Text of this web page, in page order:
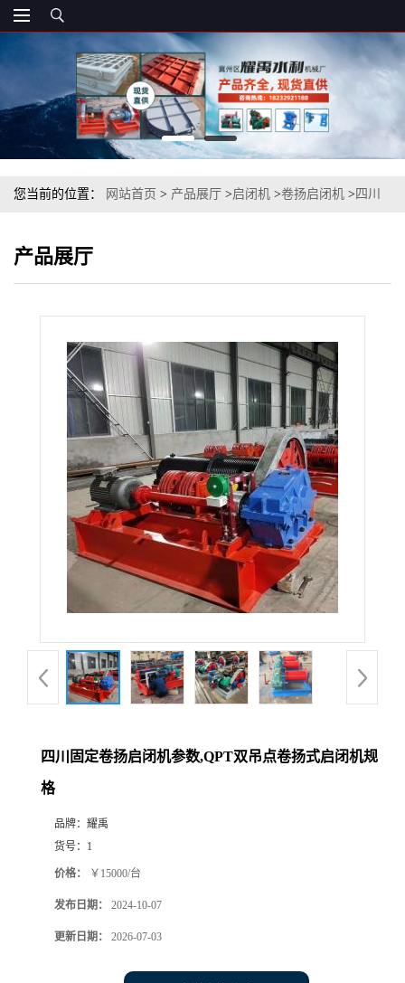
您当前的位置： 网站首页 > 产品展厅 >启闭机 >卷扬启闭机 > 四川
产品展厅
四川固定卷扬启闭机参数,QPT双吊点卷扬式启闭机规
格
品牌： 耀禹
货号： 1
价格： ￥15000/台
发布日期： 2024-10-07
更新日期： 2026-07-03